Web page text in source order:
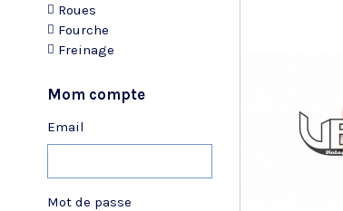
Roues
Fourche
Freinage
Mom compte
Email
Mot de passe